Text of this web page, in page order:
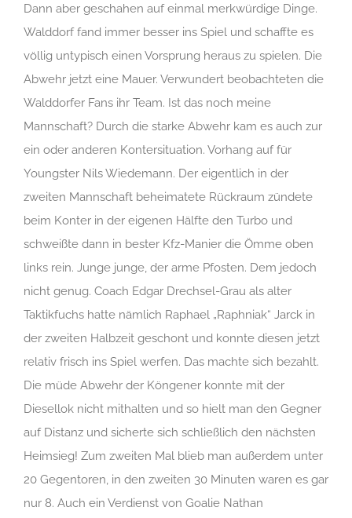
Dann aber geschahen auf einmal merkwürdige Dinge.
Walddorf fand immer besser ins Spiel und schaffte es
völlig untypisch einen Vorsprung heraus zu spielen. Die
Abwehr jetzt eine Mauer. Verwundert beobachteten die
Walddorfer Fans ihr Team. Ist das noch meine
Mannschaft? Durch die starke Abwehr kam es auch zur
ein oder anderen Kontersituation. Vorhang auf für
Youngster Nils Wiedemann. Der eigentlich in der
zweiten Mannschaft beheimatete Rückraum zündete
beim Konter in der eigenen Hälfte den Turbo und
schweißte dann in bester Kfz-Manier die Ömme oben
links rein. Junge junge, der arme Pfosten. Dem jedoch
nicht genug. Coach Edgar Drechsel-Grau als alter
Taktikfuchs hatte nämlich Raphael „Raphniak“ Jarck in
der zweiten Halbzeit geschont und konnte diesen jetzt
relativ frisch ins Spiel werfen. Das machte sich bezahlt.
Die müde Abwehr der Köngener konnte mit der
Diesellok nicht mithalten und so hielt man den Gegner
auf Distanz und sicherte sich schließlich den nächsten
Heimsieg! Zum zweiten Mal blieb man außerdem unter
20 Gegentoren, in den zweiten 30 Minuten waren es gar
nur 8. Auch ein Verdienst von Goalie Nathan